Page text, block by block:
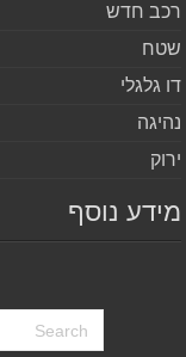
חדש
גלגלי
נוסף